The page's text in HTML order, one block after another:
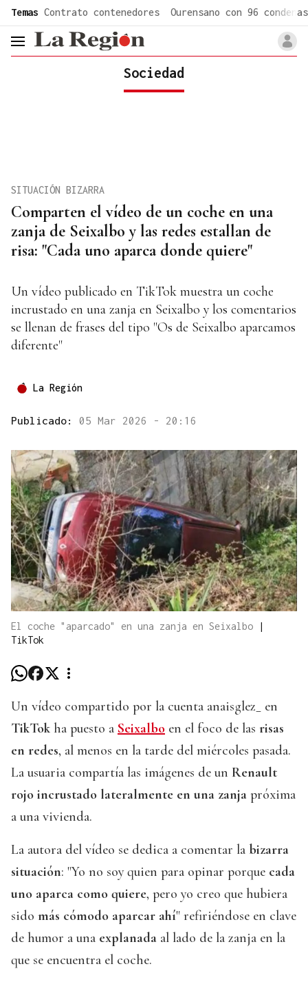
Temas Contrato contenedores Ourensano con 96 condenas
header.menu.open
Sociedad
Comparten el vídeo de un coche en una
zanja de Seixalbo y las redes estallan de
risa: "Cada uno aparca donde quiere"
SITUACIÓN BIZARRA
Un vídeo publicado en TikTok muestra un coche
incrustado en una zanja en Seixalbo y los comentarios
se llenan de frases del tipo "Os de Seixalbo aparcamos
diferente"
La Región
Publicado: 05 Mar 2026 - 20:16
El coche "aparcado" en una zanja en Seixalbo
|
TikTok
Un vídeo compartido por la cuenta anaisglez_ en
TikTok ha puesto a Seixalbo en el foco de las risas
en redes, al menos en la tarde del miércoles pasada.
La usuaria compartía las imágenes de un Renault
rojo incrustado lateralmente en una zanja próxima
a una vivienda.
La autora del vídeo se dedica a comentar la bizarra
situación: "Yo no soy quien para opinar porque cada
uno aparca como quiere, pero yo creo que hubiera
sido más cómodo aparcar ahí" refiriéndose en clave
de humor a una explanada al lado de la zanja en la
que se encuentra el coche.